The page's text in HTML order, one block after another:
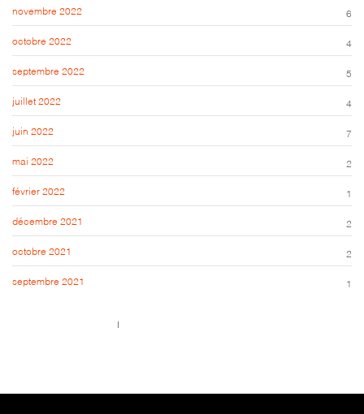
novembre 2022 6
octobre 2022 4
septembre 2022 5
juillet 2022 4
juin 2022 7
mai 2022 2
février 2022 1
décembre 2021 2
octobre 2021 2
septembre 2021 1